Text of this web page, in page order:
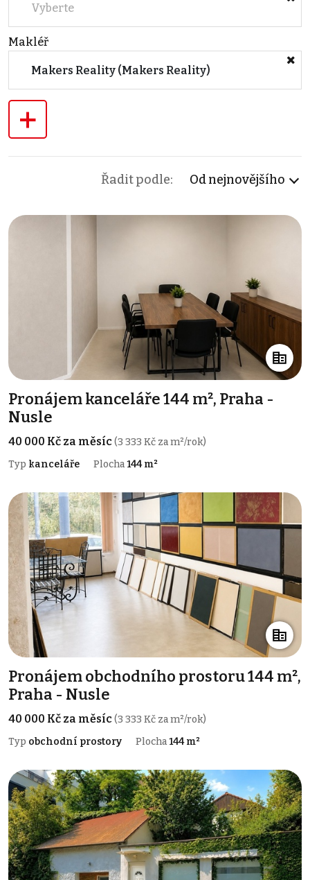
Vyberte
Makléř
Makers Reality (Makers Reality)
+
Řadit podle: Od nejnovějšího
Pronájem kanceláře 144 m², Praha -
Nusle
40 000 Kč za měsíc(3 333 Kč za m²/rok)
Typ kanceláře Plocha144 m²
Pronájem obchodního prostoru 144 m²,
Praha - Nusle
40 000 Kč za měsíc(3 333 Kč za m²/rok)
Typ obchodní prostory Plocha144 m²